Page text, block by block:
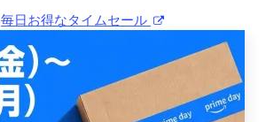
毎日お得なタイムセール